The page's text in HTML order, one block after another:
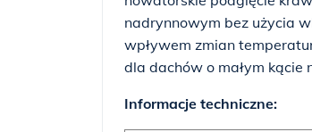
nadrynnowym bez użycia
wpływem zmian
dla dachów o małym kącie
Informacje techniczne: